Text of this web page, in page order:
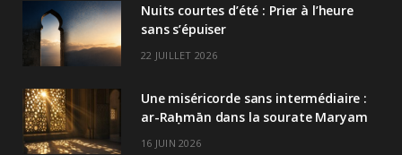
Nuits courtes d’été : Prier à l’heure
sans s’épuiser
22 JUILLET 2026
Une miséricorde sans intermédiaire :
ar-Raḥmān dans la sourate Maryam
16 JUIN 2026